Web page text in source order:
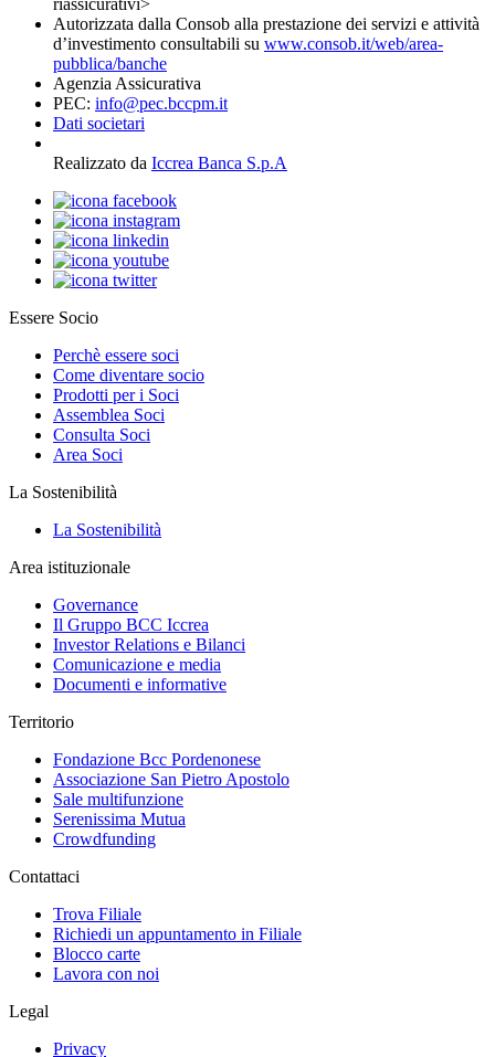
riassicurativi>
Autorizzata dalla Consob alla prestazione dei servizi e attività
d’investimento consultabili su www.consob.it/web/area-
pubblica/banche
Agenzia Assicurativa
PEC: info@pec.bccpm.it
Dati societari
Realizzato da Iccrea Banca S.p.A
Essere Socio
Perchè essere soci
Come diventare socio
Prodotti per i Soci
Assemblea Soci
Consulta Soci
Area Soci
La Sostenibilità
La Sostenibilità
Area istituzionale
Governance
Il Gruppo BCC Iccrea
Investor Relations e Bilanci
Comunicazione e media
Documenti e informative
Territorio
Fondazione Bcc Pordenonese
Associazione San Pietro Apostolo
Sale multifunzione
Serenissima Mutua
Crowdfunding
Contattaci
Trova Filiale
Richiedi un appuntamento in Filiale
Blocco carte
Lavora con noi
Legal
Privacy